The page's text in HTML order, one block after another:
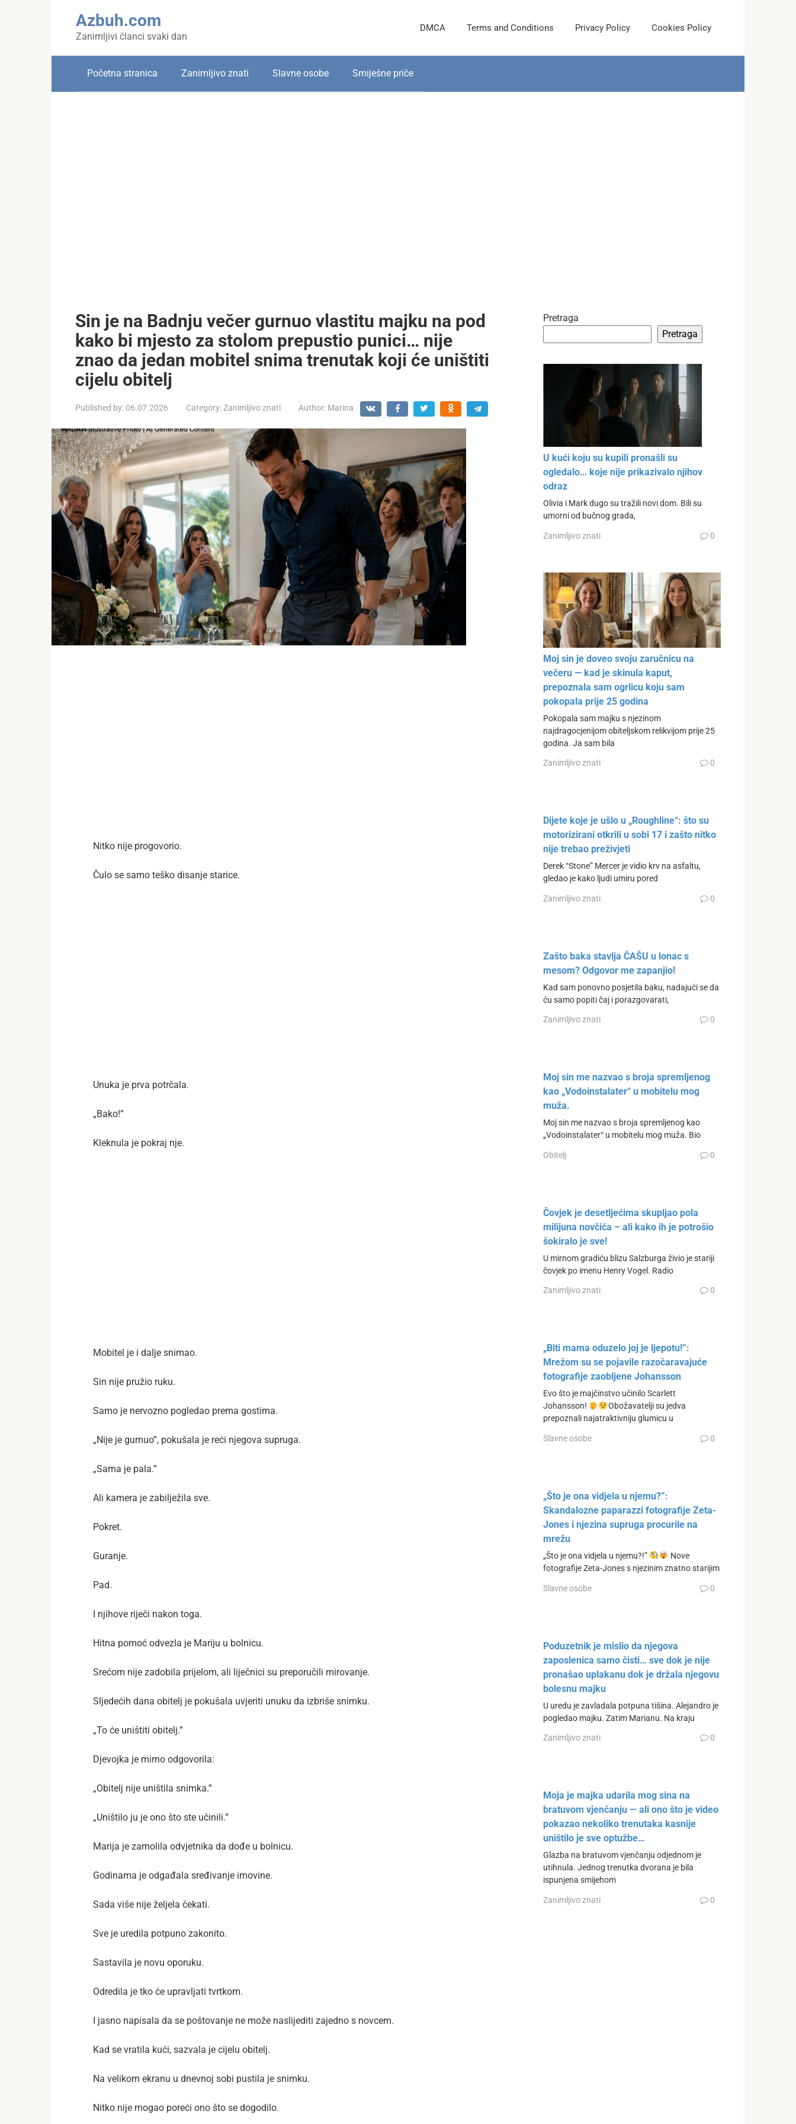
Azbuh.com
Zanimljivi članci svaki dan
DMCA Terms and Conditions Privacy Policy Cookies Policy
Početna stranica Zanimljivo znati Slavne osobe Smiješne priče
Sin je na Badnju večer gurnuo vlastitu majku na pod
kako bi mjesto za stolom prepustio punici… nije
znao da jedan mobitel snima trenutak koji će uništiti
cijelu obitelj
Published by: 06.07.2026 Category:Zanimljivo znati Author: Marina
Nitko nije progovorio.
Čulo se samo teško disanje starice.
Unuka je prva potrčala.
„Bako!”
Kleknula je pokraj nje.
Mobitel je i dalje snimao.
Sin nije pružio ruku.
Samo je nervozno pogledao prema gostima.
„Nije je gurnuo”, pokušala je reći njegova supruga.
„Sama je pala.”
Ali kamera je zabilježila sve.
Pokret.
Guranje.
Pad.
I njihove riječi nakon toga.
Hitna pomoć odvezla je Mariju u bolnicu.
Srećom nije zadobila prijelom, ali liječnici su preporučili mirovanje.
Sljedećih dana obitelj je pokušala uvjeriti unuku da izbriše snimku.
„To će uništiti obitelj.”
Djevojka je mirno odgovorila:
„Obitelj nije uništila snimka.”
„Uništilo ju je ono što ste učinili.”
Marija je zamolila odvjetnika da dođe u bolnicu.
Godinama je odgađala sređivanje imovine.
Sada više nije željela čekati.
Sve je uredila potpuno zakonito.
Sastavila je novu oporuku.
Odredila je tko će upravljati tvrtkom.
I jasno napisala da se poštovanje ne može naslijediti zajedno s novcem.
Kad se vratila kući, sazvala je cijelu obitelj.
Na velikom ekranu u dnevnoj sobi pustila je snimku.
Nitko nije mogao poreći ono što se dogodilo.
Pretraga
Pretraga
U kući koju su kupili pronašli su
ogledalo… koje nije prikazivalo njihov
odraz
Olivia i Mark dugo su tražili novi dom. Bili su
umorni od bučnog grada,
Zanimljivo znati 0
Moj sin je doveo svoju zaručnicu na
večeru — kad je skinula kaput,
prepoznala sam ogrlicu koju sam
pokopala prije 25 godina
Pokopala sam majku s njezinom
najdragocjenijom obiteljskom relikvijom prije 25
godina. Ja sam bila
Zanimljivo znati 0
Dijete koje je ušlo u „Roughline“: što su
motorizirani otkrili u sobi 17 i zašto nitko
nije trebao preživjeti
Derek “Stone” Mercer je vidio krv na asfaltu,
gledao je kako ljudi umiru pored
Zanimljivo znati 0
Zašto baka stavlja ČAŠU u lonac s
mesom? Odgovor me zapanjio!
Kad sam ponovno posjetila baku, nadajući se da
ću samo popiti čaj i porazgovarati,
Zanimljivo znati 0
Moj sin me nazvao s broja spremljenog
kao „Vodoinstalater“ u mobitelu mog
muža.
Moj sin me nazvao s broja spremljenog kao
„Vodoinstalater“ u mobitelu mog muža. Bio
Obitelj 0
Čovjek je desetljećima skupljao pola
milijuna novčića – ali kako ih je potrošio
šokiralo je sve!
U mirnom gradiću blizu Salzburga živio je stariji
čovjek po imenu Henry Vogel. Radio
Zanimljivo znati 0
„Biti mama oduzelo joj je ljepotu!”:
Mrežom su se pojavile razočaravajuće
fotografije zaobljene Johansson
Evo što je majčinstvo učinilo Scarlett
Johansson!
Obožavatelji su jedva
prepoznali najatraktivniju glumicu u
Slavne osobe 0
„Što je ona vidjela u njemu?”:
Skandalozne paparazzi fotografije Zeta-
Jones i njezina supruga procurile na
mrežu
„Što je ona vidjela u njemu?!”
Nove
fotografije Zeta-Jones s njezinim znatno starijim
Slavne osobe 0
Poduzetnik je mislio da njegova
zaposlenica samo čisti… sve dok je nije
pronašao uplakanu dok je držala njegovu
bolesnu majku
U uredu je zavladala potpuna tišina. Alejandro je
pogledao majku. Zatim Marianu. Na kraju
Zanimljivo znati 0
Moja je majka udarila mog sina na
bratuvom vjenčanju — ali ono što je video
pokazao nekoliko trenutaka kasnije
uništilo je sve optužbe…
Glazba na bratuvom vjenčanju odjednom je
utihnula. Jednog trenutka dvorana je bila
ispunjena smijehom
Zanimljivo znati 0